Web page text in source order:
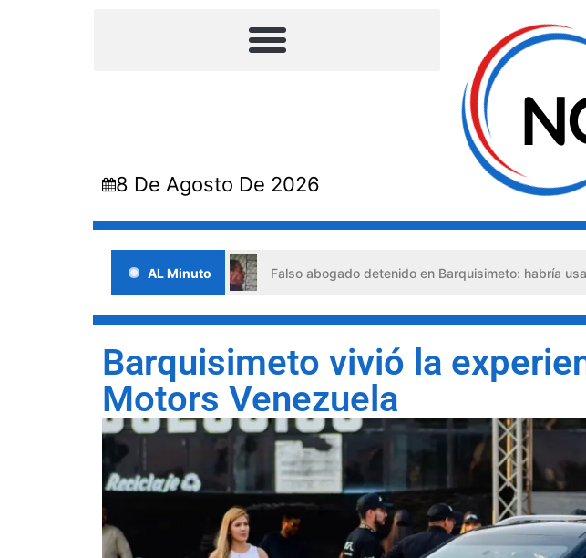
8 De Agosto De 2026
AL Minuto
Falso abogado detenido en Barquisimeto: habría usado durante 13
Barquisimeto vivió la
Motors Venezuela